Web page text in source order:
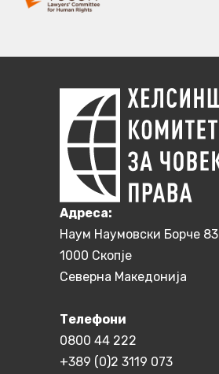
Aдреса:
Наум Наумовски Борче 83
1000 Скопје
Северна Македонија
Телефони
0800 44 222
+389 (0)2 3119 073